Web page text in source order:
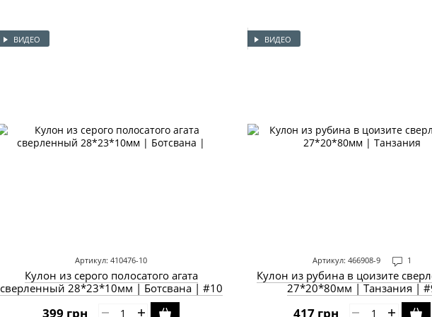
ВИДЕО
Артикул: 410476-10
Кулон из серого полосатого агата
сверленный 28*23*10мм | Ботсвана | #10
399 грн
ВИДЕО
Артикул: 466908-9 1
Кулон из рубина в цоизите
27*20*80мм | Танзания |
417 грн